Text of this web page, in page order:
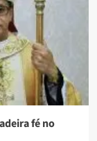
fé no